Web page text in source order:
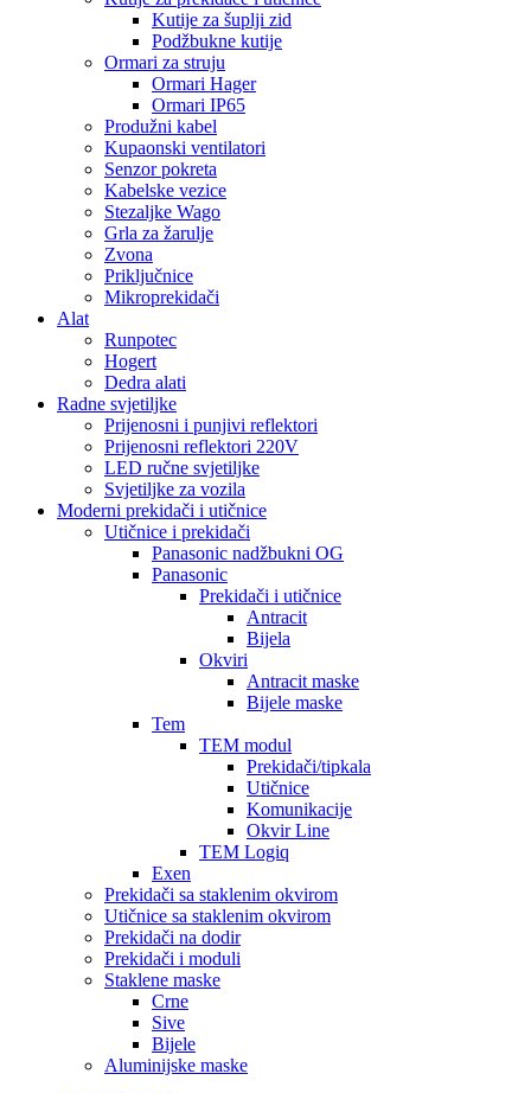
Kutije za šuplji zid
Podžbukne kutije
Ormari za struju
Ormari Hager
Ormari IP65
Produžni kabel
Kupaonski ventilatori
Senzor pokreta
Kabelske vezice
Stezaljke Wago
Grla za žarulje
Zvona
Priključnice
Mikroprekidači
Alat
Runpotec
Hogert
Dedra alati
Radne svjetiljke
Prijenosni i punjivi reflektori
Prijenosni reflektori 220V
LED ručne svjetiljke
Svjetiljke za vozila
Moderni prekidači i utičnice
Utičnice i prekidači
Panasonic nadžbukni OG
Panasonic
Prekidači i utičnice
Antracit
Bijela
Okviri
Antracit maske
Bijele maske
Tem
TEM modul
Prekidači/tipkala
Utičnice
Komunikacije
Okvir Line
TEM Logiq
Exen
Prekidači sa staklenim okvirom
Utičnice sa staklenim okvirom
Prekidači na dodir
Prekidači i moduli
Staklene maske
Crne
Sive
Bijele
Aluminijske maske